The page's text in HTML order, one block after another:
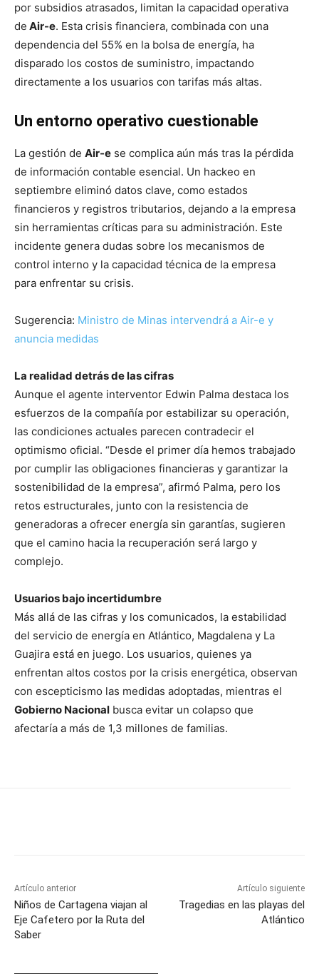
por subsidios atrasados, limitan la capacidad operativa
de Air-e. Esta crisis financiera, combinada con una
dependencia del 55% en la bolsa de energía, ha
disparado los costos de suministro, impactando
directamente a los usuarios con tarifas más altas.
Un entorno operativo cuestionable
La gestión de Air-e se complica aún más tras la pérdida
de información contable esencial. Un hackeo en
septiembre eliminó datos clave, como estados
financieros y registros tributarios, dejando a la empresa
sin herramientas críticas para su administración. Este
incidente genera dudas sobre los mecanismos de
control interno y la capacidad técnica de la empresa
para enfrentar su crisis.
Sugerencia: Ministro de Minas intervendrá a Air-e y
anuncia medidas
La realidad detrás de las cifras
Aunque el agente interventor Edwin Palma destaca los
esfuerzos de la compañía por estabilizar su operación,
las condiciones actuales parecen contradecir el
optimismo oficial. “Desde el primer día hemos trabajado
por cumplir las obligaciones financieras y garantizar la
sostenibilidad de la empresa”, afirmó Palma, pero los
retos estructurales, junto con la resistencia de
generadoras a ofrecer energía sin garantías, sugieren
que el camino hacia la recuperación será largo y
complejo.
Usuarios bajo incertidumbre
Más allá de las cifras y los comunicados, la estabilidad
del servicio de energía en Atlántico, Magdalena y La
Guajira está en juego. Los usuarios, quienes ya
enfrentan altos costos por la crisis energética, observan
con escepticismo las medidas adoptadas, mientras el
Gobierno Nacional busca evitar un colapso que
afectaría a más de 1,3 millones de familias.
Artículo anterior
Niños de Cartagena viajan al
Eje Cafetero por la Ruta del
Saber
Artículo siguiente
Tragedias en las playas del
Atlántico